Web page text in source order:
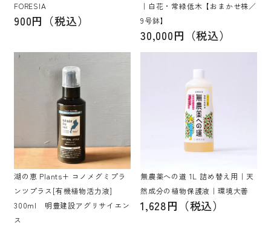
FORESIA
900円（税込）
｜白花・常緑低木【おまかせ株／
9号鉢】
30,000円（税込）
湖の恵 Plants+ コノメグミプラ
ンツプラス[有機植物活力液]
300ml 明豊建設アグリサイエン
ス
無農薬への道 1L 詰め替え用｜天
然成分の植物保護液｜環境大善
1,628円（税込）